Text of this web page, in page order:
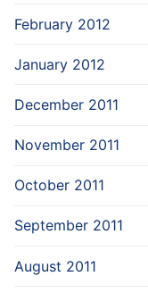
February 2012
January 2012
December 2011
November 2011
October 2011
September 2011
August 2011